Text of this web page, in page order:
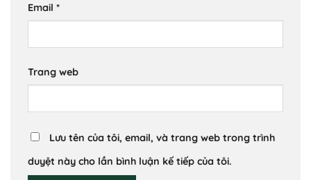
Email *
Trang web
Lưu tên của tôi, email, và trang web trong trình
duyệt này cho lần bình luận kế tiếp của tôi.